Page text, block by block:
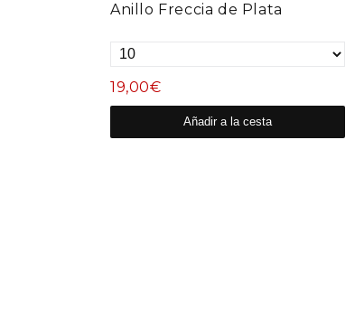
Anillo Freccia de Plata
19,00€
Añadir a la cesta